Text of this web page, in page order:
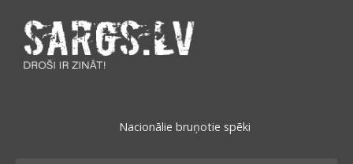
Nacionālie bruņotie spēki